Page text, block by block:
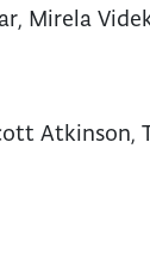
Mirela
Atkinson,